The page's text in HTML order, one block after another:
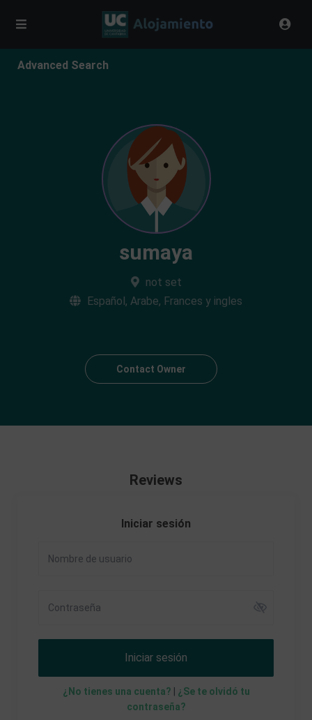
Advanced Search
sumaya
not set
Español, Arabe, Frances y ingles
Contact Owner
Reviews
Iniciar sesión
Iniciar sesión
¿No tienes una cuenta?
¿Se te olvidó tu
contraseña?